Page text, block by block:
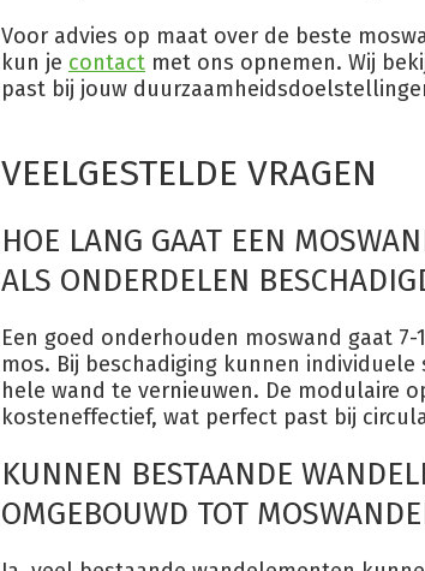
Voor advies op maat over de beste
kun je contact met ons opnemen. Wij
past bij jouw
VEELGESTELDE VRAGEN
HOE LANG GAAT EEN
ALS ONDERDELEN
Een goed onderhouden moswand gaat
mos. Bij beschadiging kunnen
hele wand te vernieuwen. De modulaire
kosteneffectief, wat perfect past bij
KUNNEN BESTAANDE
OMGEBOUWD TOT